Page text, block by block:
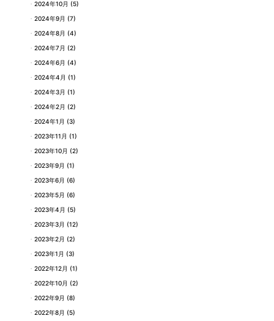
2024年10月 (5)
2024年9月 (7)
2024年8月 (4)
2024年7月 (2)
2024年6月 (4)
2024年4月 (1)
2024年3月 (1)
2024年2月 (2)
2024年1月 (3)
2023年11月 (1)
2023年10月 (2)
2023年9月 (1)
2023年6月 (6)
2023年5月 (6)
2023年4月 (5)
2023年3月 (12)
2023年2月 (2)
2023年1月 (3)
2022年12月 (1)
2022年10月 (2)
2022年9月 (8)
2022年8月 (5)